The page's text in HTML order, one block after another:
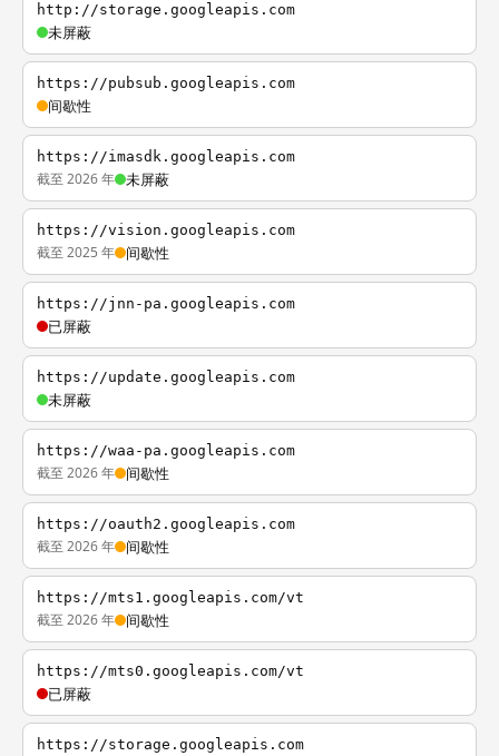
http://storage.googleapis.com
未屏蔽
https://pubsub.googleapis.com
间歇性
https://imasdk.googleapis.com
截至 2026 年 未屏蔽
https://vision.googleapis.com
截至 2025 年 间歇性
https://jnn-pa.googleapis.com
已屏蔽
https://update.googleapis.com
未屏蔽
https://waa-pa.googleapis.com
截至 2026 年 间歇性
https://oauth2.googleapis.com
截至 2026 年 间歇性
https://mts1.googleapis.com/vt
截至 2026 年 间歇性
https://mts0.googleapis.com/vt
已屏蔽
https://storage.googleapis.com